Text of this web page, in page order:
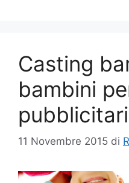
Casting
bambini
11 Novembre 2015 di